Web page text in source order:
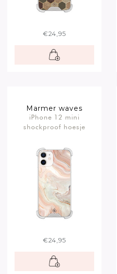
€24,95
Marmer waves
iPhone 12 mini
shockproof hoesje
€24,95